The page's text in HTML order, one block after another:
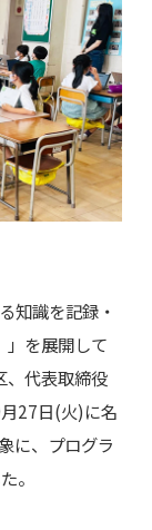
知識を記録・
を展開して
、代表取締役
27日(火)に名
に、プログラ
。